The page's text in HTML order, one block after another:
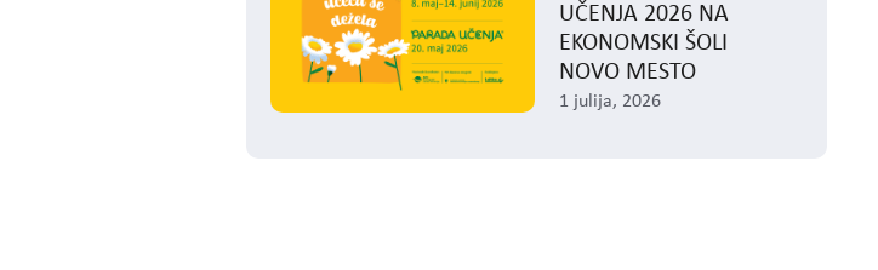
UČENJA 2026 NA
EKONOMSKI ŠOLI
NOVO MESTO
1 julija, 2026